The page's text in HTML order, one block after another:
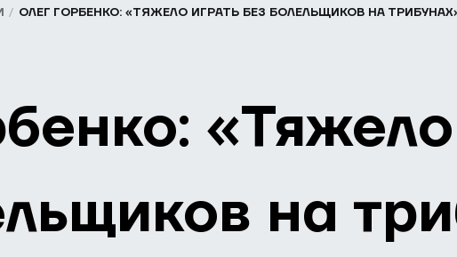
ОЛЕГ ГОРБЕНКО: «ТЯЖЕЛО ИГРАТЬ БЕЗ БОЛЕЛЬЩИКОВ НА
на